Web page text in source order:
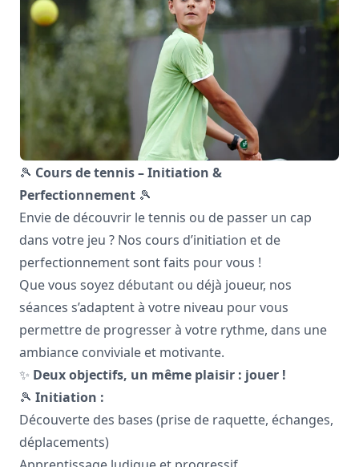
🎾 Cours de tennis – Initiation &
Perfectionnement 🎾
Envie de découvrir le tennis ou de passer un cap
dans votre jeu ? Nos cours d’initiation et de
perfectionnement sont faits pour vous !
Que vous soyez débutant ou déjà joueur, nos
séances s’adaptent à votre niveau pour vous
permettre de progresser à votre rythme, dans une
ambiance conviviale et motivante.
✨ Deux objectifs, un même plaisir : jouer !
🎾 Initiation :
Découverte des bases (prise de raquette, échanges,
déplacements)